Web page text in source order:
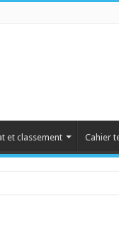
et classement Cahier